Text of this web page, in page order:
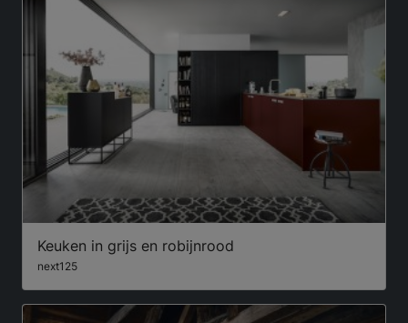
Keuken in grijs en robijnrood
next125